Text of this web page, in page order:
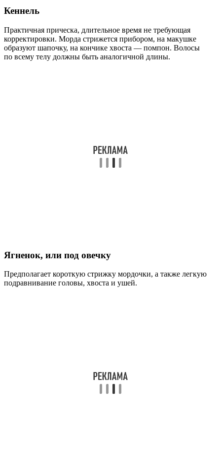
Кеннель
Практичная прическа, длительное время не требующая
корректировки. Морда стрижется прибором, на макушке
образуют шапочку, на кончике хвоста — помпон. Волосы
по всему телу должны быть аналогичной длины.
Ягненок, или под овечку
Предполагает короткую стрижку мордочки, а также легкую
подравнивание головы, хвоста и ушей.